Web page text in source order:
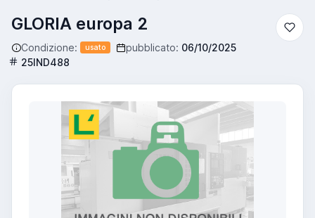
GLORIA europa 2
Condizione: usato pubblicato: 06/10/2025
25IND488